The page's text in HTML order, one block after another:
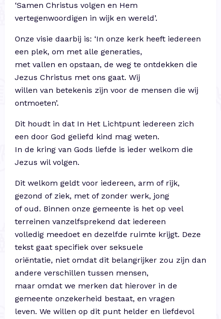
‘Samen Christus volgen en Hem
vertegenwoordigen in wijk en wereld’.
Onze visie daarbij is: ‘In onze kerk heeft iedereen
een plek, om met alle generaties,
met vallen en opstaan, de weg te ontdekken die
Jezus Christus met ons gaat. Wij
willen van betekenis zijn voor de mensen die wij
ontmoeten’.
Dit houdt in dat In Het Lichtpunt iedereen zich
een door God geliefd kind mag weten.
In de kring van Gods liefde is ieder welkom die
Jezus wil volgen.
Dit welkom geldt voor iedereen, arm of rijk,
gezond of ziek, met of zonder werk, jong
of oud. Binnen onze gemeente is het op veel
terreinen vanzelfsprekend dat iedereen
volledig meedoet en dezelfde ruimte krijgt. Deze
tekst gaat specifiek over seksuele
oriëntatie, niet omdat dit belangrijker zou zijn dan
andere verschillen tussen mensen,
maar omdat we merken dat hierover in de
gemeente onzekerheid bestaat, en vragen
leven. We willen op dit punt helder en liefdevol